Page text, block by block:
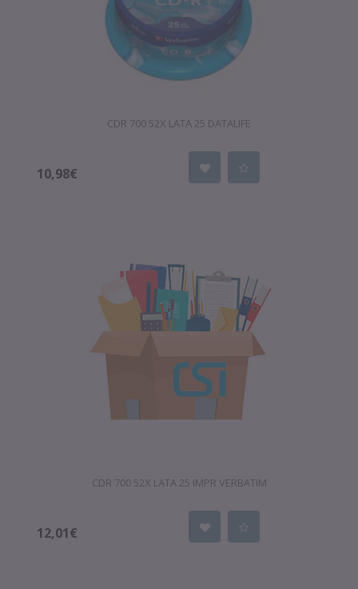
CDR 700 52X LATA 25 DATALIFE
10,98€
CDR 700 52X LATA 25 IMPR VERBATIM
12,01€